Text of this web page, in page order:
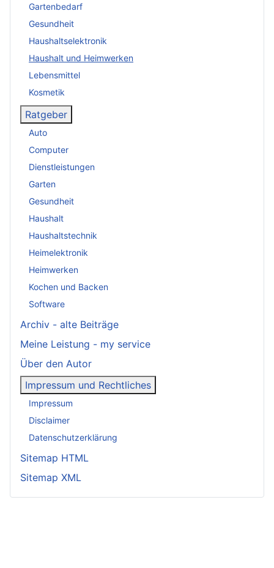
Gartenbedarf
Gesundheit
Haushaltselektronik
Haushalt und Heimwerken
Lebensmittel
Kosmetik
Ratgeber
Auto
Computer
Dienstleistungen
Garten
Gesundheit
Haushalt
Haushaltstechnik
Heimelektronik
Heimwerken
Kochen und Backen
Software
Archiv - alte Beiträge
Meine Leistung - my service
Über den Autor
Impressum und Rechtliches
Impressum
Disclaimer
Datenschutzerklärung
Sitemap HTML
Sitemap XML